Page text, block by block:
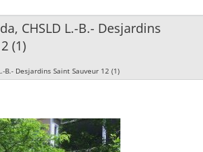
CHSLD L.-B.- Desjardins
(1)
B.- Desjardins Saint Sauveur 12 (1)